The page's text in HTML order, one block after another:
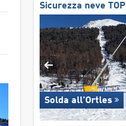
Sicurezza neve TOP
Solda all'Ortles